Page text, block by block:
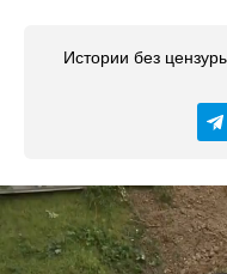
Истории без